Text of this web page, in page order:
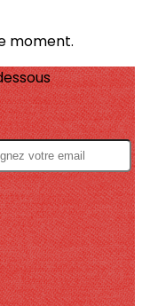
moment.